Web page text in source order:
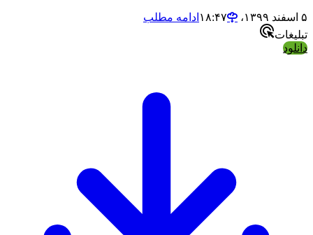
۵ اسفند ۱۳۹۹،‏ ۱۸:۴۷
ادامه مطلب
تبلیغات
دانلود